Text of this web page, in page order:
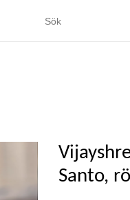
Santo,